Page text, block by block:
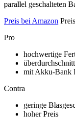
parallel geschalteten
Preis bei Amazon
Pro
hochwertige
mit Akku-Bank
Contra
geringe
hoher Preis